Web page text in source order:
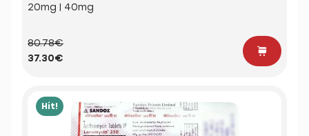
20mg | 40mg
80.78€
37.30€
Hit!